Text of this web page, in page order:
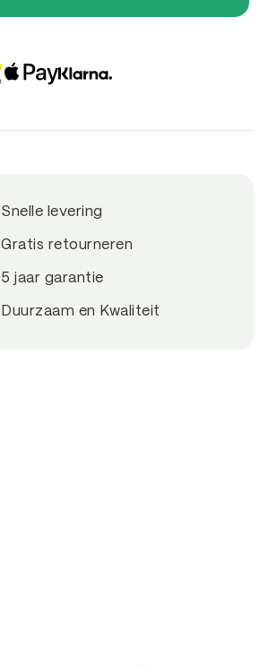
Snelle levering
Gratis retourneren
5 jaar garantie
Duurzaam en Kwaliteit